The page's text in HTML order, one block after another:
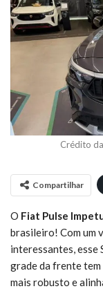
Crédito
Compartilhar
O Fiat Pulse
brasileiro! Com um
interessantes, esse
grade da frente
mais robusto e